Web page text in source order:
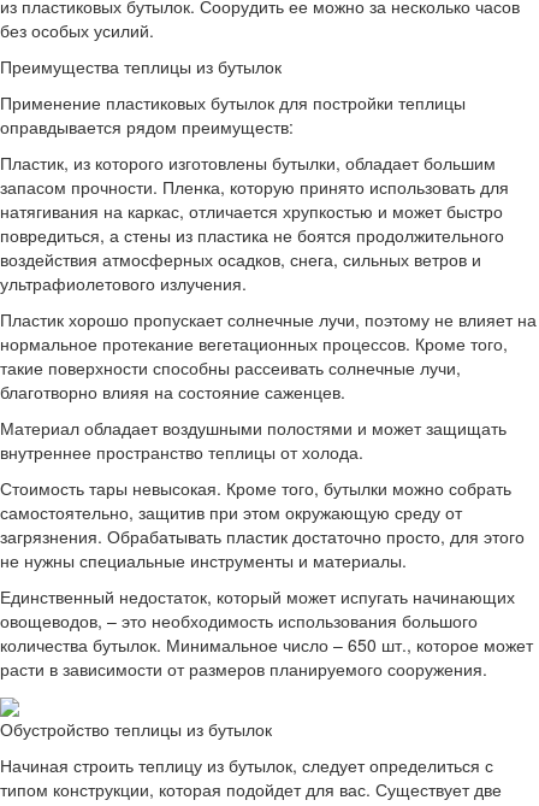
из пластиковых бутылок. Соорудить ее можно за несколько часов
без особых усилий.
Преимущества теплицы из бутылок
Применение пластиковых бутылок для постройки теплицы
оправдывается рядом преимуществ:
Пластик, из которого изготовлены бутылки, обладает большим
запасом прочности. Пленка, которую принято использовать для
натягивания на каркас, отличается хрупкостью и может быстро
повредиться, а стены из пластика не боятся продолжительного
воздействия атмосферных осадков, снега, сильных ветров и
ультрафиолетового излучения.
Пластик хорошо пропускает солнечные лучи, поэтому не влияет на
нормальное протекание вегетационных процессов. Кроме того,
такие поверхности способны рассеивать солнечные лучи,
благотворно влияя на состояние саженцев.
Материал обладает воздушными полостями и может защищать
внутреннее пространство теплицы от холода.
Стоимость тары невысокая. Кроме того, бутылки можно собрать
самостоятельно, защитив при этом окружающую среду от
загрязнения. Обрабатывать пластик достаточно просто, для этого
не нужны специальные инструменты и материалы.
Единственный недостаток, который может испугать начинающих
овощеводов, – это необходимость использования большого
количества бутылок. Минимальное число – 650 шт., которое может
расти в зависимости от размеров планируемого сооружения.
Обустройство теплицы из бутылок
Начиная строить теплицу из бутылок, следует определиться с
типом конструкции, которая подойдет для вас. Существует две